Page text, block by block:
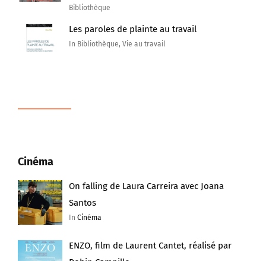
Bibliothèque
Les paroles de plainte au travail
In Bibliothèque, Vie au travail
Cinéma
On falling de Laura Carreira avec Joana
Santos
InCinéma
ENZO, film de Laurent Cantet, réalisé par